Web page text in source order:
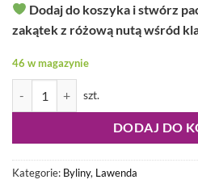
Dodaj do koszyka i stwórz
zakątek z różową nutą wśród
46 w magazynie
ilość Lavandula angustifolia -
DODAJ DO
Kategorie: Byliny, Lawenda